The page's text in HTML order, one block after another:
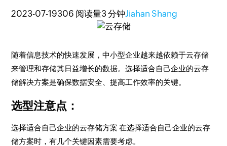
2023-07-19306 阅读量3 分钟Jiahan Shang
随着信息技术的快速发展，中小型企业越来越依赖于云存储
来管理和存储其日益增长的数据。选择适合自己企业的云存
储解决方案是确保数据安全、提高工作效率的关键。
选型注意点：
选择适合自己企业的云存储方案 在选择适合自己企业的云存
储方案时，有几个关键因素需要考虑。